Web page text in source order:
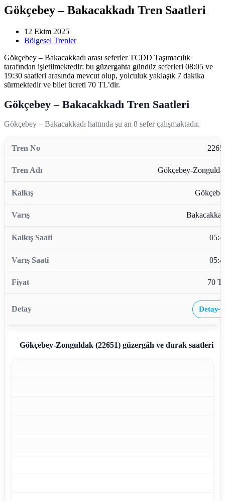
Gökçebey – Bakacakkadı Tren Saatleri
12 Ekim 2025
Bölgesel Trenler
Gökçebey – Bakacakkadı arası seferler TCDD Taşımacılık
tarafından işletilmektedir; bu güzergahta gündüz seferleri 08:05 ve
19:30 saatleri arasında mevcut olup, yolculuk yaklaşık 7 dakika
sürmektedir ve bilet ücreti 70 TL’dir.
Gökçebey – Bakacakkadı Tren Saatleri
Gökçebey – Bakacakkadı hattında şu an 8 sefer çalışmaktadır.
Gökçebey-
70
Detay›
Gökçebey-Zonguldak (22651)güzergâh ve durak saatleri